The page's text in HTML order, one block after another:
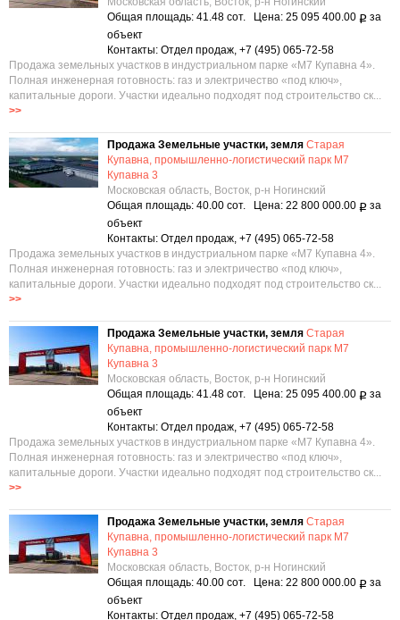
Общая площадь: 41.48 сот. Цена: 25 095 400.00 Р за
объект
Контакты: Отдел продаж, +7 (495) 065-72-58
Продажа земельных участков в индустриальном парке «М7 Купавна 4».
Полная инженерная готовность: газ и электричество «под ключ»,
капитальные дороги. Участки идеально подходят под строительство ск...
>>
Продажа Земельные участки, земля Старая
Купавна, промышленно-логистический парк М7
Купавна 3
Московская область, Восток, р-н Ногинский
Общая площадь: 40.00 сот. Цена: 22 800 000.00 Р за
объект
Контакты: Отдел продаж, +7 (495) 065-72-58
Продажа земельных участков в индустриальном парке «М7 Купавна 4».
Полная инженерная готовность: газ и электричество «под ключ»,
капитальные дороги. Участки идеально подходят под строительство ск...
>>
Продажа Земельные участки, земля Старая
Купавна, промышленно-логистический парк М7
Купавна 3
Московская область, Восток, р-н Ногинский
Общая площадь: 41.48 сот. Цена: 25 095 400.00 Р за
объект
Контакты: Отдел продаж, +7 (495) 065-72-58
Продажа земельных участков в индустриальном парке «М7 Купавна 4».
Полная инженерная готовность: газ и электричество «под ключ»,
капитальные дороги. Участки идеально подходят под строительство ск...
>>
Продажа Земельные участки, земля Старая
Купавна, промышленно-логистический парк М7
Купавна 3
Московская область, Восток, р-н Ногинский
Общая площадь: 40.00 сот. Цена: 22 800 000.00 Р за
объект
Контакты: Отдел продаж, +7 (495) 065-72-58